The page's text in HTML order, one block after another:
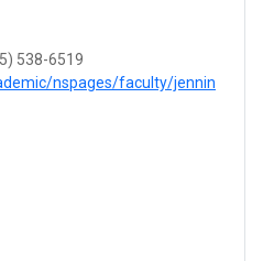
538-6519
nspages/faculty/jennin